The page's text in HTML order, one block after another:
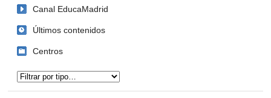
Canal EducaMadrid
Últimos contenidos
Centros